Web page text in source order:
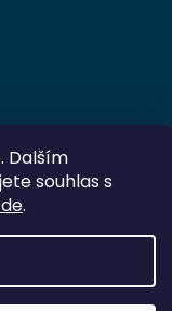
Dalším
souhlas s
.